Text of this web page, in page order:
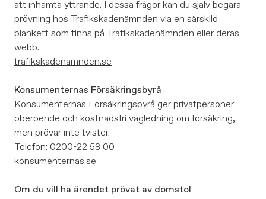
att inhämta yttrande. I dessa frågor kan du själv begära
prövning hos Trafikskadenämnden via en särskild
blankett som finns på Trafikskadenämnden eller deras
webb.
trafikskadenämnden.se
Konsumenternas Försäkringsbyrå
Konsumenternas Försäkringsbyrå ger privatpersoner
oberoende och kostnadsfri vägledning om försäkring,
men prövar inte tvister.
Telefon: 0200-22 58 00
konsumenternas.se
Om du vill ha ärendet prövat av domstol